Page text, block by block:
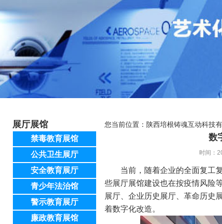
您当前位置： 陕西培根铸魂互动科技
展厅展馆
禁毒教育展馆
公共卫生展厅
安全教育展厅
青少年法治馆
警示教育展厅
廉政教育展馆
数
时间：
当前，随着企业的全面复工
些展厅展馆建设也在按疫情风险
展厅、企业历史展厅、革命历史
着数字化改造。